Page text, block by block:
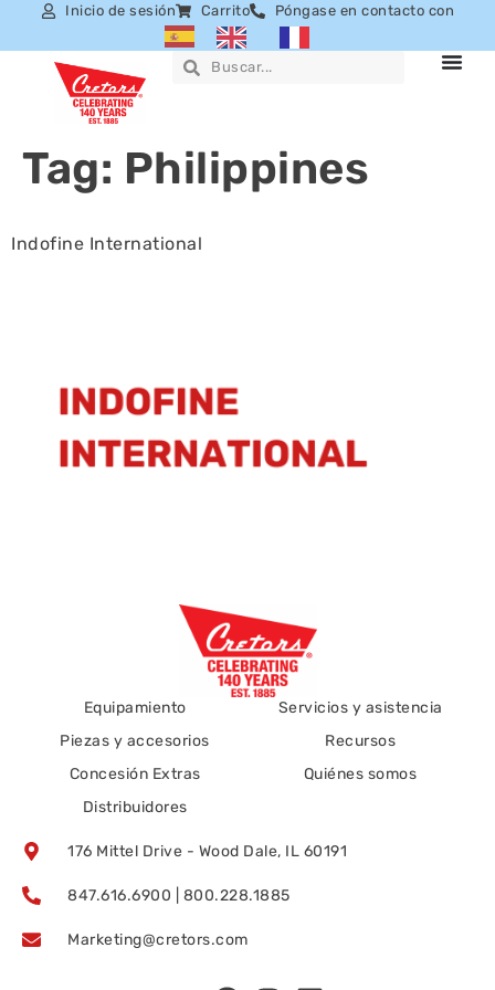
Inicio de sesión Carrito Póngase en contacto con
Tag: Philippines
Indofine International
Equipamiento
Piezas y accesorios
Concesión Extras
Distribuidores
Servicios y asistencia
Recursos
Quiénes somos
176 Mittel Drive - Wood Dale, IL 60191
847.616.6900 | 800.228.1885
Marketing@cretors.com